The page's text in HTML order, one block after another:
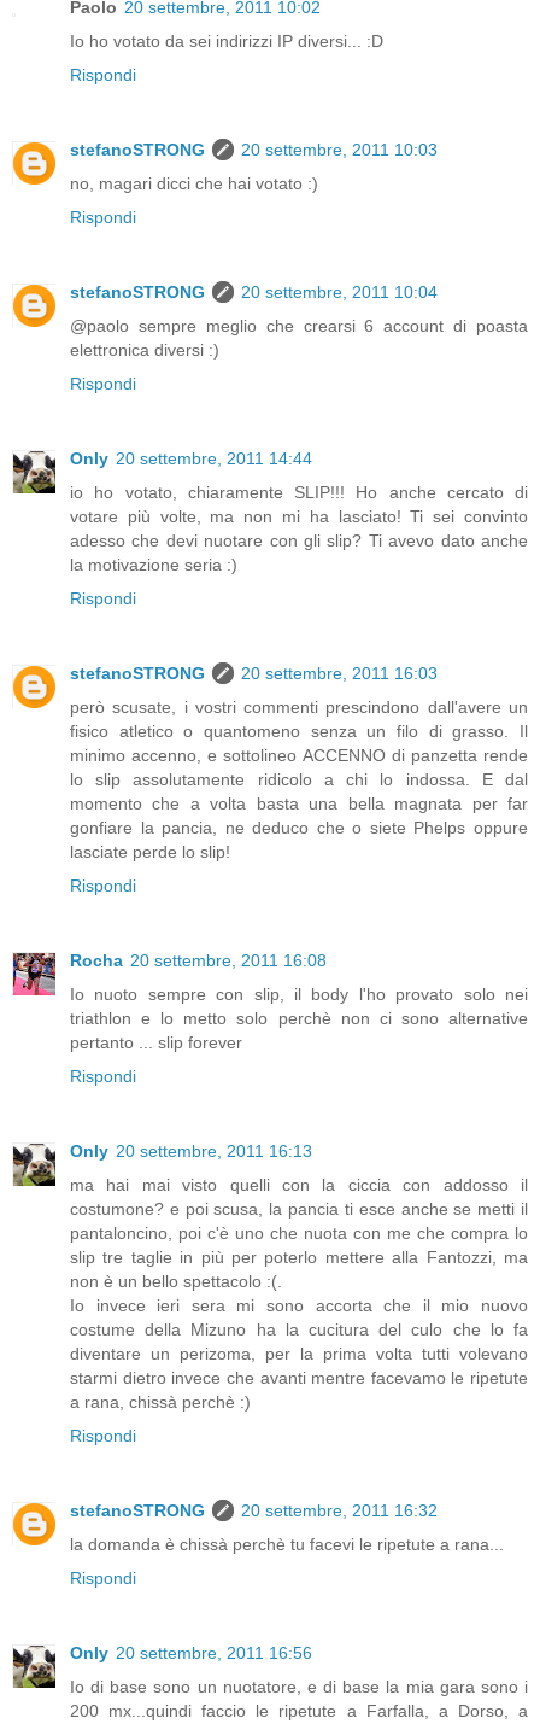
Paolo 20 settembre, 2011 10:02
Io ho votato da sei indirizzi IP diversi... :D
Rispondi
stefanoSTRONG
20 settembre, 2011 10:03
no, magari dicci che hai votato :)
Rispondi
stefanoSTRONG
20 settembre, 2011 10:04
@paolo sempre meglio che crearsi 6 account di poasta
elettronica diversi :)
Rispondi
Only 20 settembre, 2011 14:44
io ho votato, chiaramente SLIP!!! Ho anche cercato di
votare più volte, ma non mi ha lasciato! Ti sei convinto
adesso che devi nuotare con gli slip? Ti avevo dato anche
la motivazione seria :)
Rispondi
stefanoSTRONG
20 settembre, 2011 16:03
però scusate, i vostri commenti prescindono dall'avere un
fisico atletico o quantomeno senza un filo di grasso. Il
minimo accenno, e sottolineo ACCENNO di panzetta rende
lo slip assolutamente ridicolo a chi lo indossa. E dal
momento che a volta basta una bella magnata per far
gonfiare la pancia, ne deduco che o siete Phelps oppure
lasciate perde lo slip!
Rispondi
Rocha 20 settembre, 2011 16:08
Io nuoto sempre con slip, il body l'ho provato solo nei
triathlon e lo metto solo perchè non ci sono alternative
pertanto ... slip forever
Rispondi
Only 20 settembre, 2011 16:13
ma hai mai visto quelli con la ciccia con addosso il
costumone? e poi scusa, la pancia ti esce anche se metti il
pantaloncino, poi c'è uno che nuota con me che compra lo
slip tre taglie in più per poterlo mettere alla Fantozzi, ma
non è un bello spettacolo :(.
Io invece ieri sera mi sono accorta che il mio nuovo
costume della Mizuno ha la cucitura del culo che lo fa
diventare un perizoma, per la prima volta tutti volevano
starmi dietro invece che avanti mentre facevamo le ripetute
a rana, chissà perchè :)
Rispondi
stefanoSTRONG
20 settembre, 2011 16:32
la domanda è chissà perchè tu facevi le ripetute a rana...
Rispondi
Only 20 settembre, 2011 16:56
Io di base sono un nuotatore, e di base la mia gara sono i
200 mx...quindi faccio le ripetute a Farfalla, a Dorso, a